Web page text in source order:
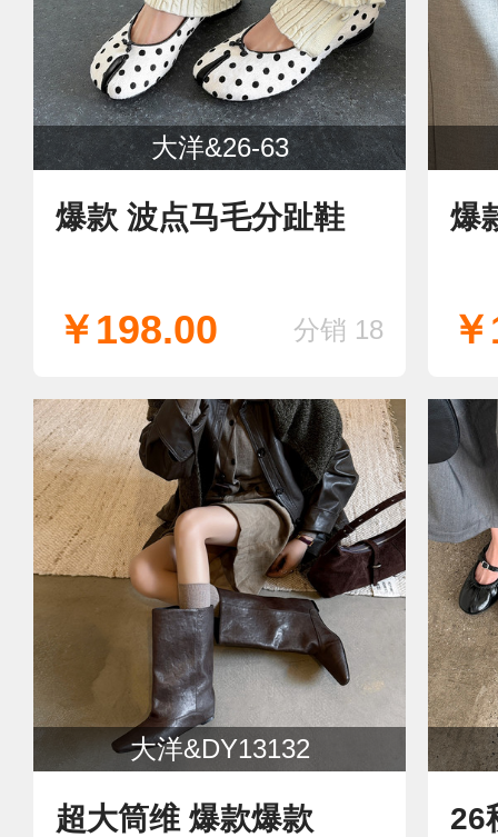
大洋&26-63
爆款 波点马毛分趾鞋
￥198.00 分销 18
爆
大洋&DY13132
超大筒维 爆款爆款
26